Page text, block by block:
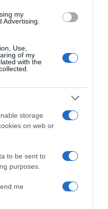
my
Advertising.
Use,
of my
with the
storage
on web or
to be sent to
purposes.
me
Google
Age
γραμμή…
τους
Παλαιά Παραλιακή
η περιοχή
φαινόμενα